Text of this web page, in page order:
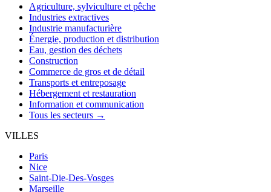
Agriculture, sylviculture et pêche
Industries extractives
Industrie manufacturière
Énergie, production et distribution
Eau, gestion des déchets
Construction
Commerce de gros et de détail
Transports et entreposage
Hébergement et restauration
Information et communication
Tous les secteurs →
VILLES
Paris
Nice
Saint-Die-Des-Vosges
Marseille